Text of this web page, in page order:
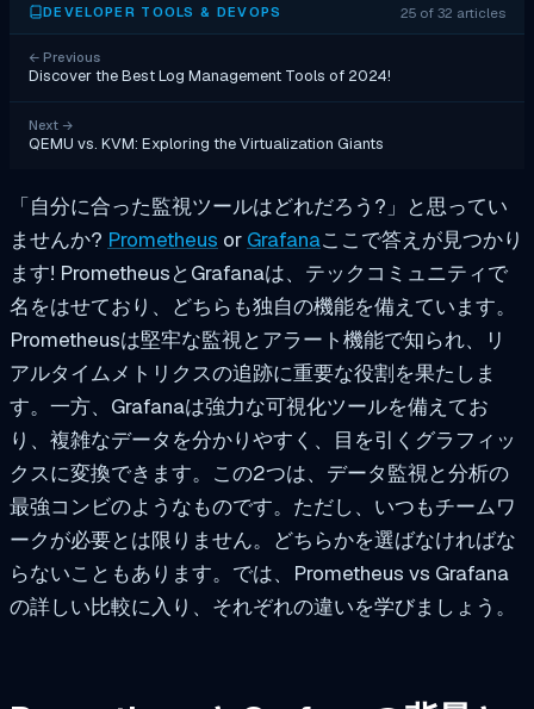
DEVELOPER TOOLS & DEVOPS 25 of 32 articles
← Previous
Discover the Best Log Management Tools of 2024!
Next →
QEMU vs. KVM: Exploring the Virtualization Giants
「自分に合った監視ツールはどれだろう?」と思ってい
ませんか? Prometheus or Grafanaここで答えが見つかり
ます! PrometheusとGrafanaは、テックコミュニティで
名をはせており、どちらも独自の機能を備えています。
Prometheusは堅牢な監視とアラート機能で知られ、リ
アルタイムメトリクスの追跡に重要な役割を果たしま
す。一方、Grafanaは強力な可視化ツールを備えてお
り、複雑なデータを分かりやすく、目を引くグラフィッ
クスに変換できます。この2つは、データ監視と分析の
最強コンビのようなものです。ただし、いつもチームワ
ークが必要とは限りません。どちらかを選ばなければな
らないこともあります。では、Prometheus vs Grafana
の詳しい比較に入り、それぞれの違いを学びましょう。